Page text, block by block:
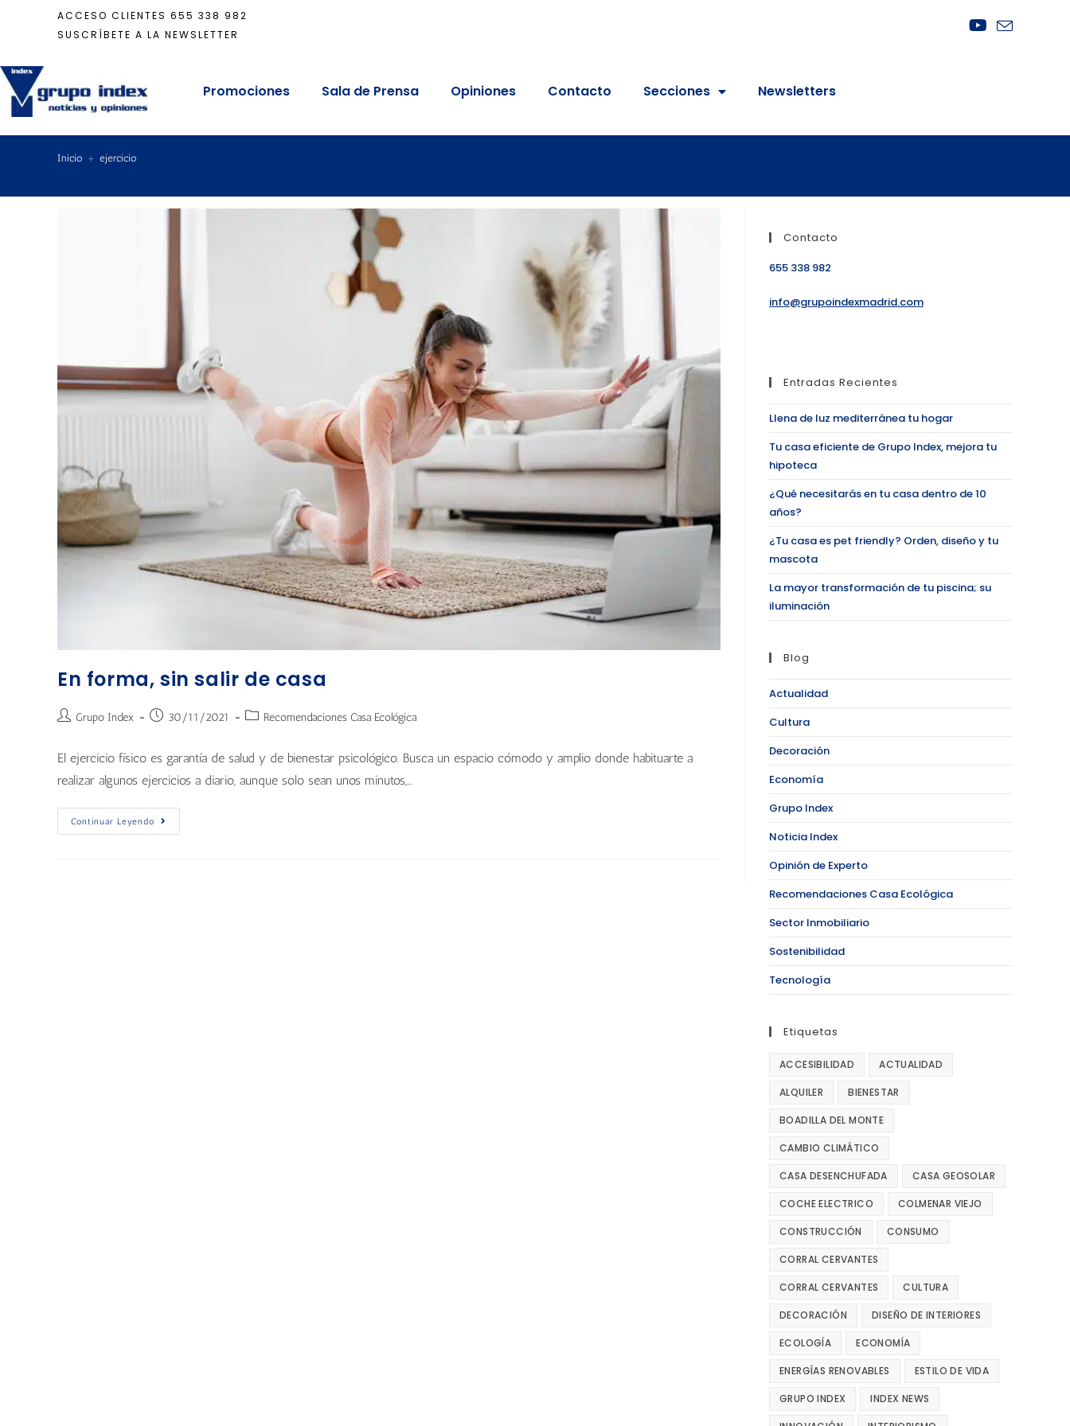
ACCESO CLIENTES 655 338 982
SUSCRÍBETE A LA NEWSLETTER
Promociones Sala de Prensa Opiniones Contacto Secciones Newsletters
Inicio + ejercicio
En forma, sin salir de casa
Grupo Index 30/11/2021 Recomendaciones Casa Ecológica
El ejercicio físico es garantía de salud y de bienestar psicológico. Busca un espacio cómodo y amplio donde habituarte a
realizar algunos ejercicios a diario, aunque solo sean unos minutos,…
Continuar Leyendo
Contacto
655 338 982
info@grupoindexmadrid.com
Entradas Recientes
Llena de luz mediterránea tu hogar
Tu casa eficiente de Grupo Index, mejora tu
hipoteca
¿Qué necesitarás en tu casa dentro de 10
años?
¿Tu casa es pet friendly? Orden, diseño y tu
mascota
La mayor transformación de tu piscina; su
iluminación
Blog
Actualidad
Cultura
Decoración
Economía
Grupo Index
Noticia Index
Opinión de Experto
Recomendaciones Casa Ecológica
Sector Inmobiliario
Sostenibilidad
Tecnología
Etiquetas
ACCESIBILIDAD ACTUALIDAD
ALQUILER BIENESTAR
BOADILLA DEL MONTE
CAMBIO CLIMÁTICO
CASA DESENCHUFADA CASA GEOSOLAR
COCHE ELECTRICO COLMENAR VIEJO
CONSTRUCCIÓN CONSUMO
CORRAL CERVANTES
CORRAL CERVANTES CULTURA
DECORACIÓN DISEÑO DE INTERIORES
ECOLOGÍA ECONOMÍA
ENERGÍAS RENOVABLES ESTILO DE VIDA
GRUPO INDEX INDEX NEWS